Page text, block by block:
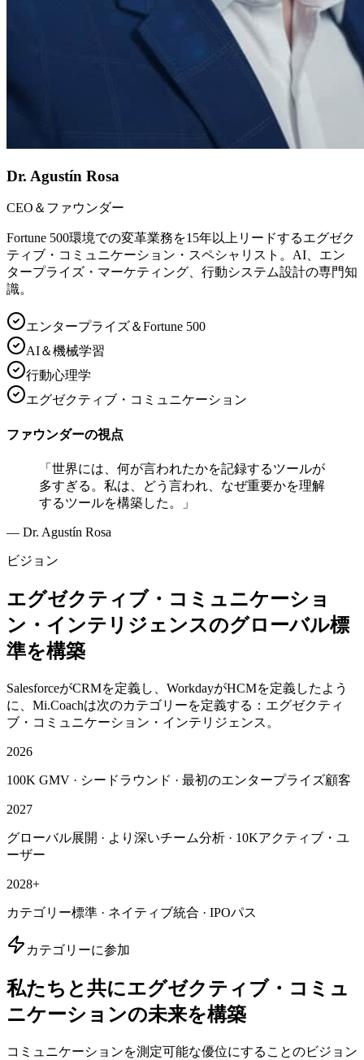
Dr. Agustín Rosa
CEO＆ファウンダー
Fortune 500環境での変革業務を15年以上リードするエグゼク
ティブ・コミュニケーション・スペシャリスト。AI、エン
タープライズ・マーケティング、行動システム設計の専門知
識。
エンタープライズ＆Fortune 500
AI＆機械学習
行動心理学
エグゼクティブ・コミュニケーション
ファウンダーの視点
「世界には、何が言われたかを記録するツールが
多すぎる。私は、どう言われ、なぜ重要かを理解
するツールを構築した。」
— Dr. Agustín Rosa
ビジョン
エグゼクティブ・コミュニケーショ
ン・インテリジェンスのグローバル標
準を構築
SalesforceがCRMを定義し、WorkdayがHCMを定義したよう
に、Mi.Coachは次のカテゴリーを定義する：エグゼクティ
ブ・コミュニケーション・インテリジェンス。
2026
100K GMV · シードラウンド · 最初のエンタープライズ顧客
2027
グローバル展開 · より深いチーム分析 · 10Kアクティブ・ユ
ーザー
2028+
カテゴリー標準 · ネイティブ統合 · IPOパス
カテゴリーに参加
私たちと共にエグゼクティブ・コミュ
ニケーションの未来を構築
コミュニケーションを測定可能な優位にすることのビジョン